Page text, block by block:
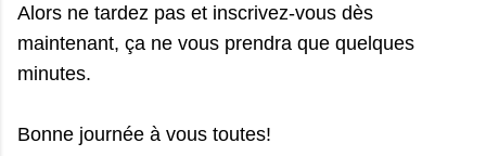
Alors ne tardez pas et inscrivez-vous dès
maintenant, ça ne vous prendra que quelques
minutes.
Bonne journée à vous toutes!